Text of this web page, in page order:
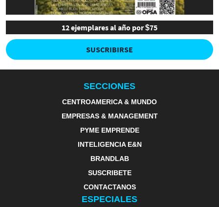
12 ejemplares al año por $75
SUSCRIBIRSE
SECCIONES
CENTROAMERICA & MUNDO
EMPRESAS & MANAGEMENT
PYME EMPRENDE
INTELIGENCIA E&N
BRANDLAB
SUSCRIBETE
CONTACTANOS
ESPECIALES